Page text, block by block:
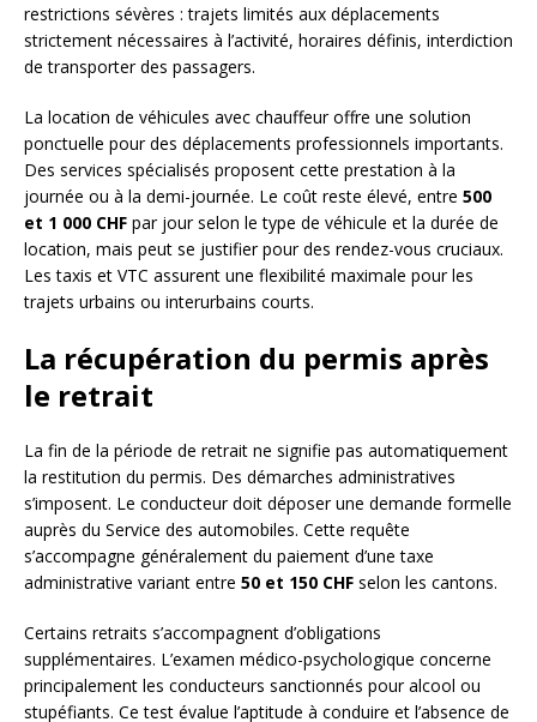
restrictions sévères : trajets limités aux déplacements
strictement nécessaires à l’activité, horaires définis, interdiction
de transporter des passagers.
La location de véhicules avec chauffeur offre une solution
ponctuelle pour des déplacements professionnels importants.
Des services spécialisés proposent cette prestation à la
journée ou à la demi-journée. Le coût reste élevé, entre 500
et 1 000 CHF par jour selon le type de véhicule et la durée de
location, mais peut se justifier pour des rendez-vous cruciaux.
Les taxis et VTC assurent une flexibilité maximale pour les
trajets urbains ou interurbains courts.
La récupération du permis après
le retrait
La fin de la période de retrait ne signifie pas automatiquement
la restitution du permis. Des démarches administratives
s’imposent. Le conducteur doit déposer une demande formelle
auprès du Service des automobiles. Cette requête
s’accompagne généralement du paiement d’une taxe
administrative variant entre 50 et 150 CHF selon les cantons.
Certains retraits s’accompagnent d’obligations
supplémentaires. L’examen médico-psychologique concerne
principalement les conducteurs sanctionnés pour alcool ou
stupéfiants. Ce test évalue l’aptitude à conduire et l’absence de